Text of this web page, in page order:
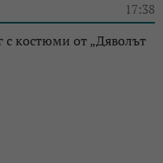
17:38
костюми от „Дяволът